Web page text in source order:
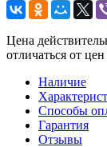
Цена
отличаться от
Наличие
Способы
Гарантия
Отзывы